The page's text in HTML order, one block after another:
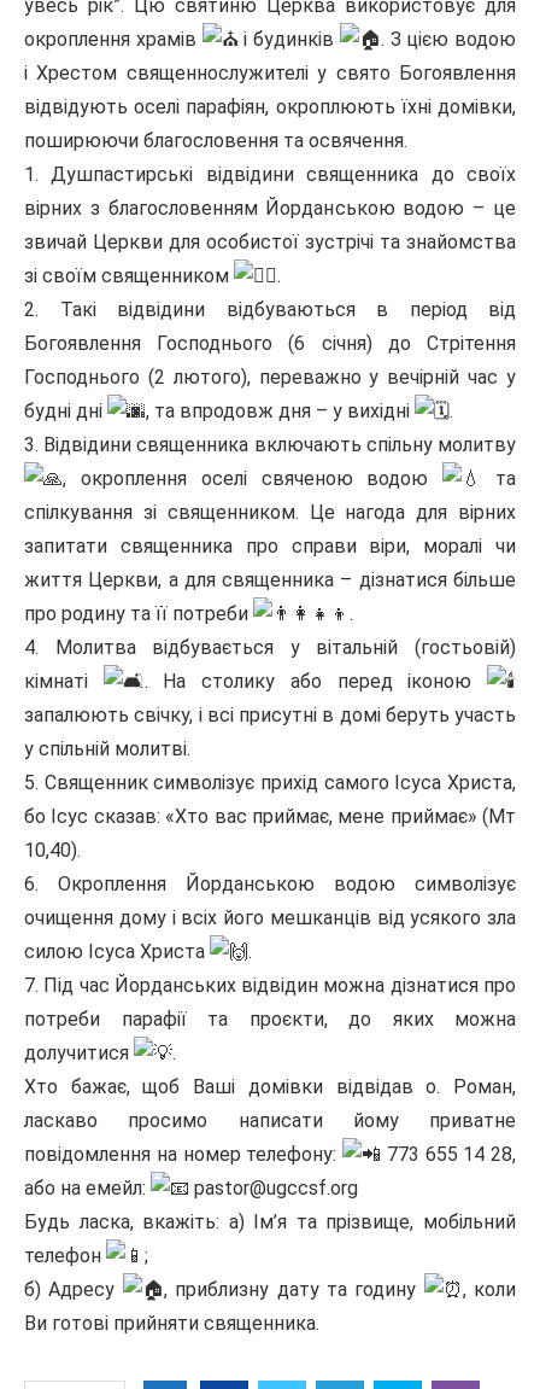
увесь рік”. Цю святиню Церква використовує для
окроплення храмів
і будинків
. З цією водою
і Хрестом священнослужителі у свято Богоявлення
відвідують оселі парафіян, окроплюють їхні домівки,
поширюючи благословення та освячення.
1. Душпастирські відвідини священника до своїх
вірних з благословенням Йорданською водою – це
звичай Церкви для особистої зустрічі та знайомства
зі своїм священником
.
2. Такі відвідини відбуваються в період від
Богоявлення Господнього (6 січня) до Стрітення
Господнього (2 лютого), переважно у вечірній час у
будні дні
, та впродовж дня – у вихідні
.
3. Відвідини священника включають спільну молитву
, окроплення оселі свяченою водою
та
спілкування зі священником. Це нагода для вірних
запитати священника про справи віри, моралі чи
життя Церкви, а для священника – дізнатися більше
про родину та її потреби
.
4. Молитва відбувається у вітальній (гостьовій)
кімнаті
. На столику або перед іконою
запалюють свічку, і всі присутні в домі беруть участь
у спільній молитві.
5. Священник символізує прихід самого Ісуса Христа,
бо Ісус сказав: «Хто вас приймає, мене приймає» (Мт
10,40).
6. Окроплення Йорданською водою символізує
очищення дому і всіх його мешканців від усякого зла
силою Ісуса Христа
.
7. Під час Йорданських відвідин можна дізнатися про
потреби парафії та проєкти, до яких можна
долучитися
.
Хто бажає, щоб Ваші домівки відвідав о. Роман,
ласкаво просимо написати йому приватне
повідомлення на номер телефону:
773 655 14 28,
або на емейл:
pastor@ugccsf.org
Будь ласка, вкажіть: а) Ім’я та прізвище, мобільний
телефон
;
б) Адресу
, приблизну дату та годину
, коли
Ви готові прийняти священника.